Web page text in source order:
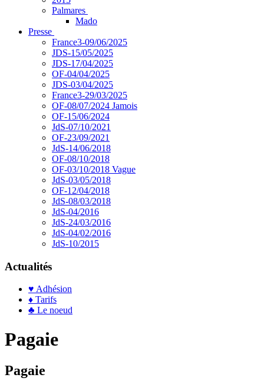
Palmares
Mado
Presse
France3-09/06/2025
JDS-15/05/2025
JDS-17/04/2025
OF-04/04/2025
JDS-03/04/2025
France3-29/03/2025
OF-08/07/2024 Jamois
OF-15/06/2024
JdS-07/10/2021
OF-23/09/2021
JdS-14/06/2018
OF-08/10/2018
OF-03/10/2018 Vague
JdS-03/05/2018
OF-12/04/2018
JdS-08/03/2018
JdS-04/2016
JdS-24/03/2016
JdS-04/02/2016
JdS-10/2015
Actualités
♥ Adhésion
♦ Tarifs
♣ Le noeud
Pagaie
Pagaie